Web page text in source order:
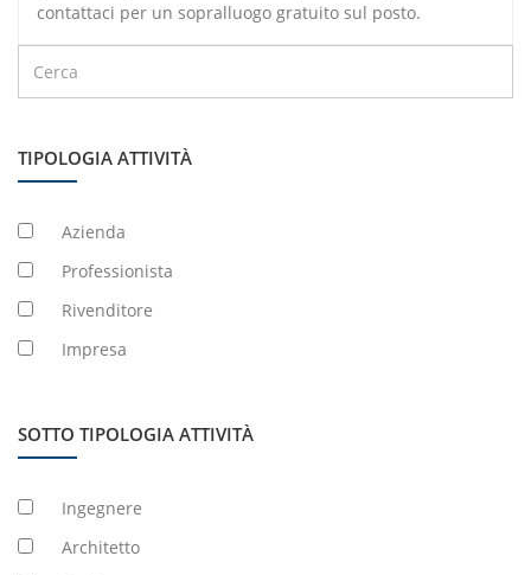
contattaci per un sopralluogo gratuito sul posto.
TIPOLOGIA ATTIVITÀ
Azienda
Professionista
Rivenditore
Impresa
SOTTO TIPOLOGIA ATTIVITÀ
Ingegnere
Architetto